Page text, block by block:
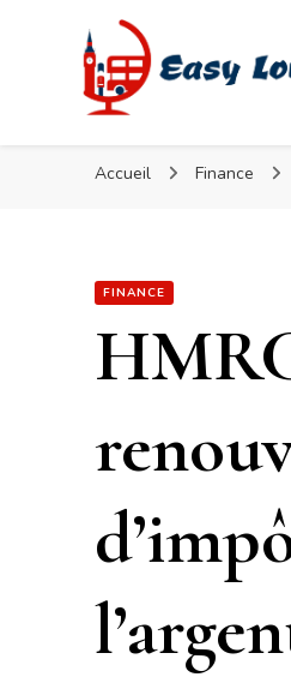
Easy
Easy London
Accueil Finance
FINANCE